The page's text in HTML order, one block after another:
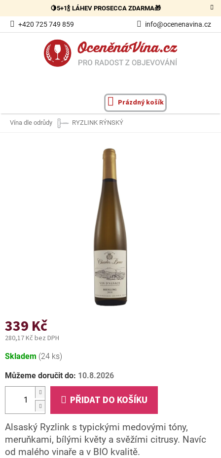
obsah
🍋5+1🍾 LÁHEV PROSECCA ZDARMA🎁
+420 725 749 859 info@ocenenavina.cz
NÁKUPNÍ
KOŠÍK
Prázdný košík
Vína dle odrůdy RYZLINK RÝNSKÝ
339 Kč
280,17 Kč bez DPH
Měrná
Skladem (24 ks)
Můžeme doručit do: 10.8.2026
PŘIDAT DO KOŠÍKU
Alsaský Ryzlink s typickými medovými tóny,
meruňkami, bílými květy a svěžími citrusy. Navíc
od malého vinaře a v BIO kvalitě.